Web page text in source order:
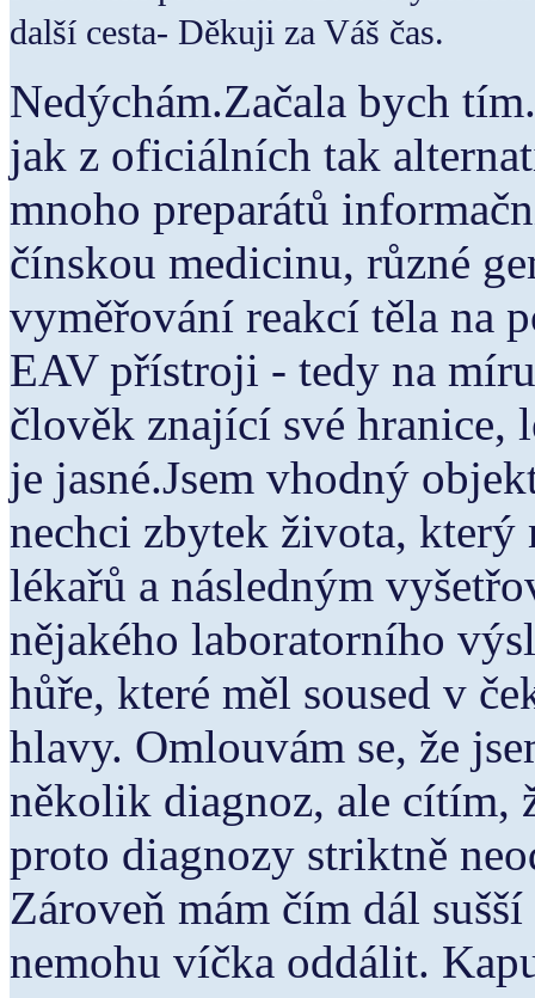
další cesta- Děkuji za Váš čas.
Nedýchám.Začala bych
jak z oficiálních tak
mnoho preparátů
čínskou medicinu, různé
vyměřování reakcí těla na
EAV přístroji - tedy na
člověk znající své hranice,
je jasné.Jsem vhodný
nechci zbytek života,
lékařů a následným
nějakého laboratorního
hůře, které měl soused v
hlavy. Omlouvám se, že
několik diagnoz, ale cítím,
proto diagnozy striktně
Zároveň mám čím dál
nemohu víčka oddálit.